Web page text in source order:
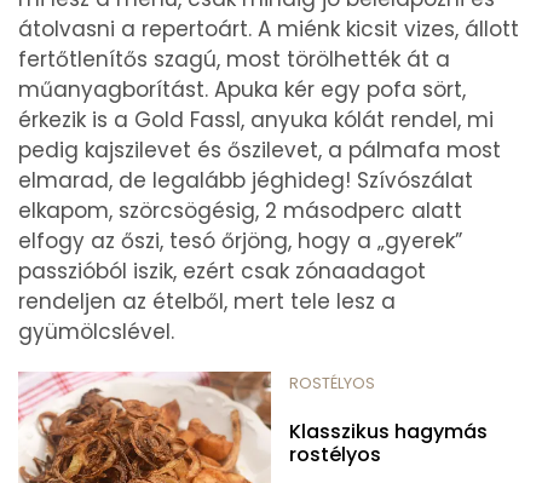
átolvasni a repertoárt. A miénk kicsit vizes, állott
fertőtlenítős szagú, most törölhették át a
műanyagborítást. Apuka kér egy pofa sört,
érkezik is a Gold Fassl, anyuka kólát rendel, mi
pedig kajszilevet és őszilevet, a pálmafa most
elmarad, de legalább jéghideg! Szívószálat
elkapom, szörcsögésig, 2 másodperc alatt
elfogy az őszi, tesó őrjöng, hogy a „gyerek”
passzióból iszik, ezért csak zónaadagot
rendeljen az ételből, mert tele lesz a
gyümölcslével.
ROSTÉLYOS
Klasszikus hagymás
rostélyos